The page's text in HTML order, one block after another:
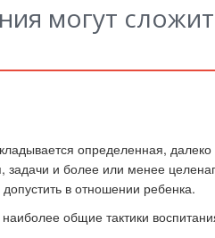
могут
определенная,
задачи и более или менее
в отношении ребенка.
общие тактики